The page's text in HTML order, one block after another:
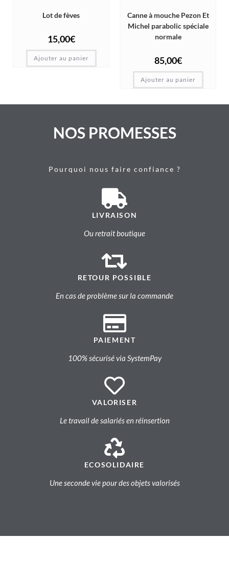
Lot de fèves
15,00€
Ajouter au panier
Canne à mouche Pezon Et
Michel parabolic spéciale
normale
85,00€
Ajouter au panier
NOS PROMESSES
Pourquoi nous faire confiance ?
LIVRAISON
Ou retrait boutique
RETOUR POSSIBLE
En cas de problème sur la commande
PAIEMENT
100% sécurisé via SystemPay
VALORISER
Le travail de salariés en réinsertion
ECOSOLIDAIRE
Une seconde vie pour des objets valorisés